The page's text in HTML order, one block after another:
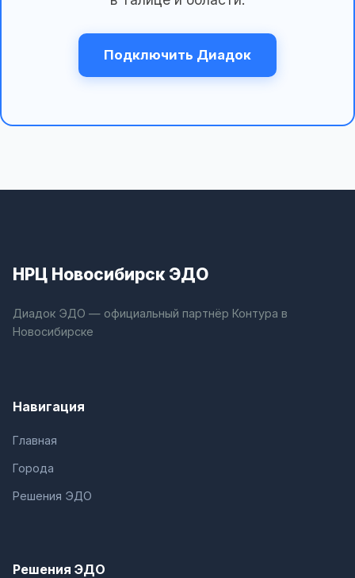
Подключить Диадок
НРЦ Новосибирск ЭДО
Диадок ЭДО — официальный партнёр Контура в
Новосибирске
Навигация
Главная
Города
Решения ЭДО
Решения ЭДО